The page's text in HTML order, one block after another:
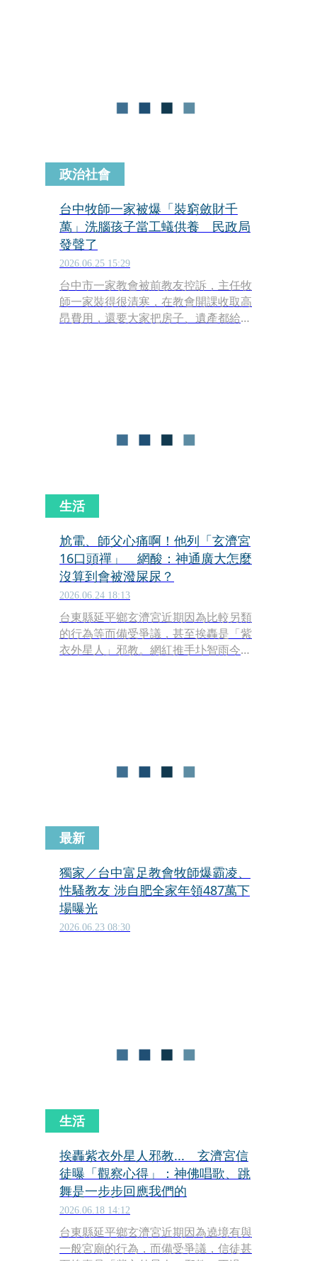
政治社會
台中牧師一家被爆「裝窮斂財千
萬」洗腦孩子當工蟻供養 民政局
發聲了
2026.06.25 15:29
台中市一家教會被前教友控訴，主任牧
師一家裝得很清寒，在教會開課收取高
昂費用，還要大家把房子、遺產都給教
生活
尬電、師父心痛啊！他列「玄濟宮
16口頭禪」 網酸：神通廣大怎麼
沒算到會被潑屎尿？
2026.06.24 18:13
台東縣延平鄉玄濟宮近期因為比較另類
的行為等而備受爭議，甚至挨轟是「紫
衣外星人」邪教。網紅推手圤智雨今
最新
獨家／台中富足教會牧師爆霸凌、
性騷教友 涉自肥全家年領487萬下
場曝光
2026.06.23 08:30
生活
挨轟紫衣外星人邪教... 玄濟宮信
徒曝「觀察心得」：神佛唱歌、跳
舞是一步步回應我們的
2026.06.18 14:12
台東縣延平鄉玄濟宮近期因為遶境有與
一般宮廟的行為，而備受爭議，信徒甚